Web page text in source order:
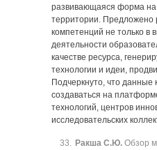
развивающаяся форма на
территории. Предложено
компетенций не только в
деятельности
качестве ресурса,
технологии и идеи,
Подчеркнуто, что данные
создаваться на
технологий, центров
исследовательских
Ракша С.Ю. Обзор